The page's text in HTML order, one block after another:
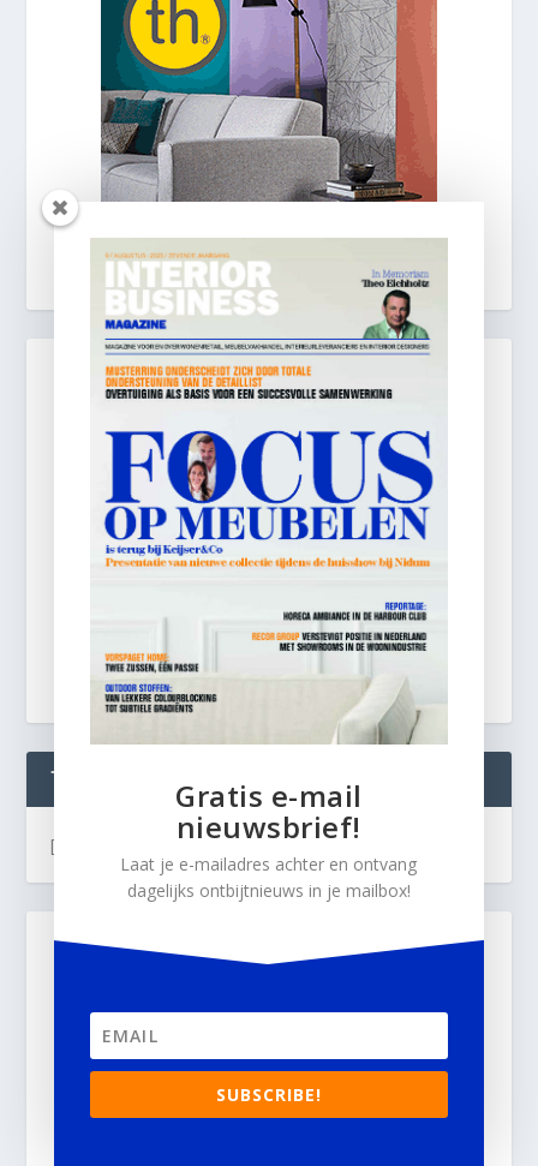
TWEETS
[custom-twitter-feeds]
Gratis e-mail
nieuwsbrief!
Laat je e-mailadres achter en ontvang
dagelijks ontbijtnieuws in je mailbox!
SUBSCRIBE!